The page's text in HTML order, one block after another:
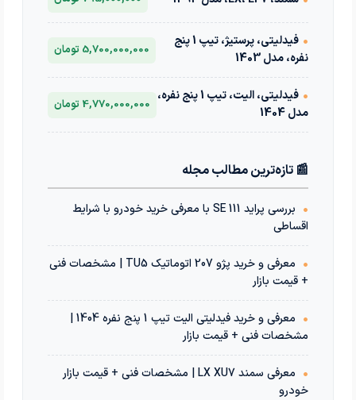
•
فیدلیتی، پرستیژ، تیپ 1 پنج
نفره، مدل 1403
5,700,000,000 تومان
•
فیدلیتی، الیت، تیپ 1 پنج نفره،
مدل 1404
4,770,000,000 تومان
📰 تازه‌ترین مطالب مجله
•
بررسی پراید 111 SE با معرفی خرید خودرو با شرایط
اقساطی
•
معرفی و خرید پژو 207 اتوماتیک TU5 | مشخصات فنی
+ قیمت بازار
•
معرفی و خرید فیدلیتی الیت تیپ 1 پنج نفره 1404 |
مشخصات فنی + قیمت بازار
•
معرفی سمند LX XU7 | مشخصات فنی + قیمت بازار
خودرو